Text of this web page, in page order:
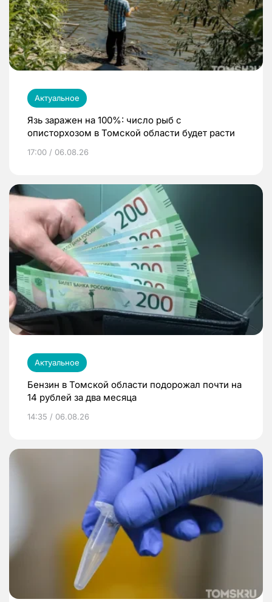
Актуальное
Язь заражен на 100%: число рыб с
описторхозом в Томской области будет расти
17:00 / 06.08.26
Актуальное
Бензин в Томской области подорожал почти на
14 рублей за два месяца
14:35 / 06.08.26